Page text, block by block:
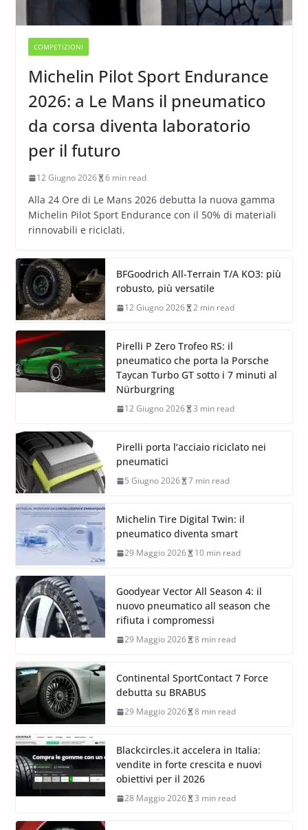
COMPETIZIONI
Michelin Pilot Sport Endurance
2026: a Le Mans il pneumatico
da corsa diventa laboratorio
per il futuro
12 Giugno 2026 6 min read
Alla 24 Ore di Le Mans 2026 debutta la nuova gamma
Michelin Pilot Sport Endurance con il 50% di materiali
rinnovabili e riciclati.
BFGoodrich All-Terrain T/A KO3: più
robusto, più versatile
12 Giugno 2026 2 min read
Pirelli P Zero Trofeo RS: il
pneumatico che porta la Porsche
Taycan Turbo GT sotto i 7 minuti al
Nürburgring
12 Giugno 2026 3 min read
Pirelli porta l’acciaio riciclato nei
pneumatici
5 Giugno 2026 7 min read
Michelin Tire Digital Twin: il
pneumatico diventa smart
29 Maggio 2026 10 min read
Goodyear Vector All Season 4: il
nuovo pneumatico all season che
rifiuta i compromessi
29 Maggio 2026 8 min read
Continental SportContact 7 Force
debutta su BRABUS
29 Maggio 2026 8 min read
Blackcircles.it accelera in Italia:
vendite in forte crescita e nuovi
obiettivi per il 2026
28 Maggio 2026 3 min read